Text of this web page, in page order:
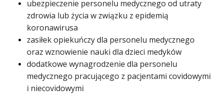
ubezpieczenie personelu medycznego od utraty
zdrowia lub życia w związku z epidemią
koronawirusa
zasiłek opiekuńczy dla personelu medycznego
oraz wznowienie nauki dla dzieci medyków
dodatkowe wynagrodzenie dla personelu
medycznego pracującego z pacjentami covidowymi
i niecovidowymi